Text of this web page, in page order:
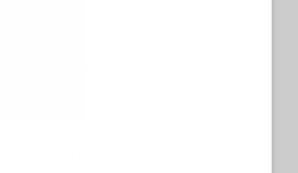
delle democrazie occidentali
mentre pretendono di
politica, economica, sociale,
del tutto, responsabili. I problemi
di qualche altra nazione.
in frantumi questa finzione.